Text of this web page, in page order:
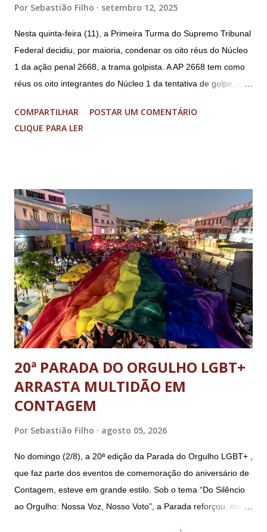
Por Sebastião Filho setembro 12, 2025
Nesta quinta-feira (11), a Primeira Turma do Supremo Tribunal
Federal decidiu, por maioria, condenar os oito réus do Núcleo
1 da ação penal 2668, a trama golpista. A AP 2668 tem como
réus os oito integrantes do Núcleo 1 da tentativa de golpe, ou
(PGR): o deputado federal Alexandre Ramagem, ex-diretor da
Agência Brasileira de Inteligência (Abin); o almirante Almir
Segurança Institucional (GSI); o tenente-coronel Mauro Cid,
ex-ajudante de ordens de Bolsonaro (réu-colaborador); o ex-
presidente da República Jair Bolsonaro; o general Paulo
Sérgio Nogueira, ex-ministro da Defesa; e o general da
reserva Walter Braga Netto, ex-ministro da Casa Civil e da
Defesa. A acusação envolveu os crimes de tentativa de
abolição violenta do Estado Democrático de Direito, golpe de
E...
COMPARTILHAR
POSTAR UM COMENTÁRIO
CLIQUE PARA LER
20ª PARADA DO ORGULHO LGBT+
ARRASTA MULTIDÃO EM
CONTAGEM
Por Sebastião Filho agosto 05, 2026
No domingo (2/8), a 20ª edição da Parada do Orgulho LGBT+ ,
que faz parte dos eventos de comemoração do aniversário de
Contagem, esteve em grande estilo. Sob o tema “Do Silêncio
ao Orgulho: Nossa Voz, Nosso Voto”, a Parada reforçou, mais